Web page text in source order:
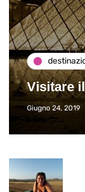
Visitare
Giugno 24, 2019